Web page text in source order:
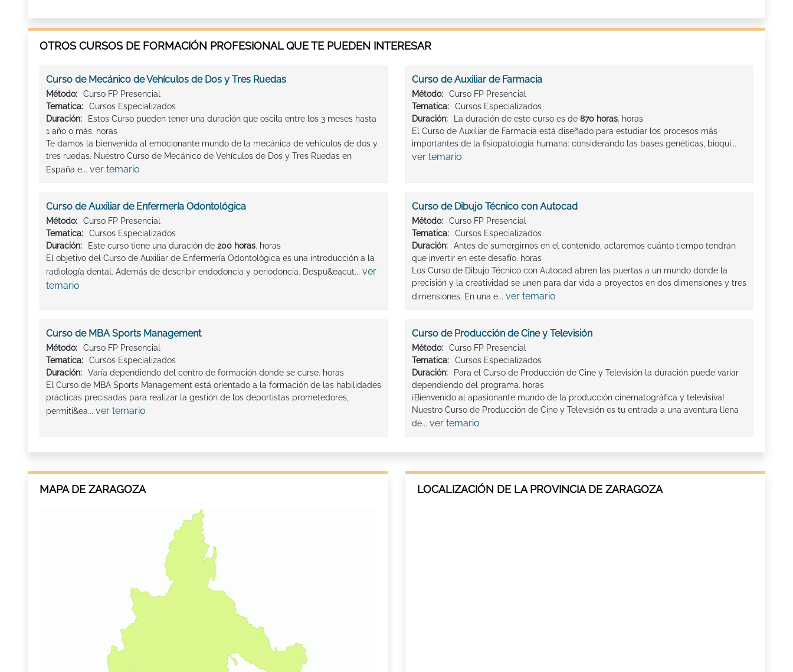
OTROS CURSOS DE FORMACIÓN PROFESIONAL QUE TE PUEDEN INTERESAR
Curso de Mecánico de Vehículos de Dos y Tres Ruedas
Método:
Curso FP Presencial
Tematica:
Cursos Especializados
Duración:
Estos Curso pueden tener una duración que oscila entre los 3 meses hasta
1 año o más. horas
Te damos la bienvenida al emocionante mundo de la mecánica de vehículos de dos y
tres ruedas. Nuestro Curso de Mecánico de Vehículos de Dos y Tres Ruedas en
España e... ver temario
Curso de Auxiliar de Farmacia
Método:
Curso FP Presencial
Tematica:
Cursos Especializados
Duración:
La duración de este curso es de 870 horas. horas
El Curso de Auxiliar de Farmacia está diseñado para estudiar los procesos más
importantes de la fisiopatología humana: considerando las bases genéticas, bioquí...
ver temario
Curso de Auxiliar de Enfermería Odontológica
Método:
Curso FP Presencial
Tematica:
Cursos Especializados
Duración:
Este curso tiene una duración de 200 horas. horas
El objetivo del Curso de Auxiliar de Enfermería Odontológica es una introducción a la
radiología dental. Además de describir endodoncia y periodoncia. Despu&eacut... ver
temario
Curso de Dibujo Técnico con Autocad
Método:
Curso FP Presencial
Tematica:
Cursos Especializados
Duración:
Antes de sumergirnos en el contenido, aclaremos cuánto tiempo tendrán
que invertir en este desafío. horas
Los Curso de Dibujo Técnico con Autocad abren las puertas a un mundo donde la
precisión y la creatividad se unen para dar vida a proyectos en dos dimensiones y tres
dimensiones. En una e... ver temario
Curso de MBA Sports Management
Método:
Curso FP Presencial
Tematica:
Cursos Especializados
Duración:
Varía dependiendo del centro de formación donde se curse. horas
El Curso de MBA Sports Management está orientado a la formación de las habilidades
prácticas precisadas para realizar la gestión de los deportistas prometedores,
permiti&ea... ver temario
Curso de Producción de Cine y Televisión
Método:
Curso FP Presencial
Tematica:
Cursos Especializados
Duración:
Para el Curso de Producción de Cine y Televisión la duración puede variar
dependiendo del programa. horas
¡Bienvenido al apasionante mundo de la producción cinematográfica y televisiva!
Nuestro Curso de Producción de Cine y Televisión es tu entrada a una aventura llena
de... ver temario
MAPA DE ZARAGOZA LOCALIZACIÓN DE LA PROVINCIA DE ZARAGOZA